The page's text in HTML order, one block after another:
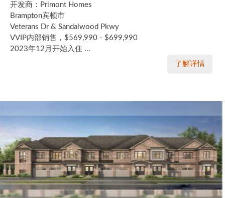
开发商：Primont Homes
Brampton宾顿市
Veterans Dr & Sandalwood Pkwy
VVIP内部销售，$569,990 - $699,990
2023年12月开始入住 ...
了解详情